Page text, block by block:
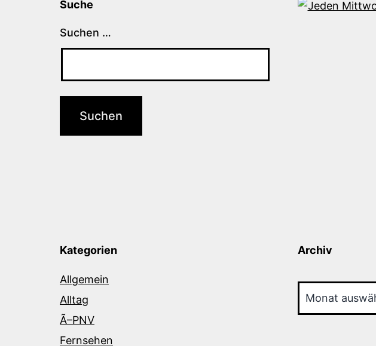
Suche
Suchen …
Kategorien
Allgemein
Alltag
Ã–PNV
Fernsehen
Archiv